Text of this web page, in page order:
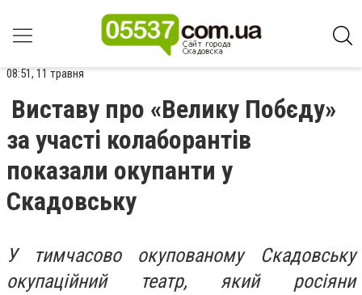
08:51, 11 травня
Виставу про «Велику Побєду»
за участі колаборантів
показали окупанти у
Скадовську
У тимчасово окупованому Скадовську
окупаційний театр, який росіяни